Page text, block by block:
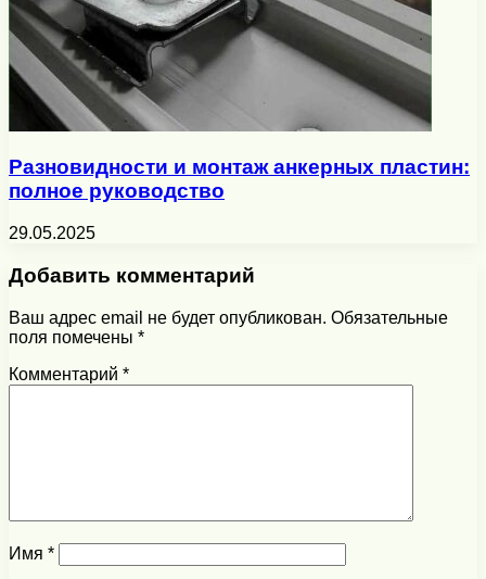
Разновидности и монтаж анкерных пластин:
полное руководство
29.05.2025
Добавить комментарий
Ваш адрес email не будет опубликован. Обязательные
поля помечены *
Комментарий *
Имя *